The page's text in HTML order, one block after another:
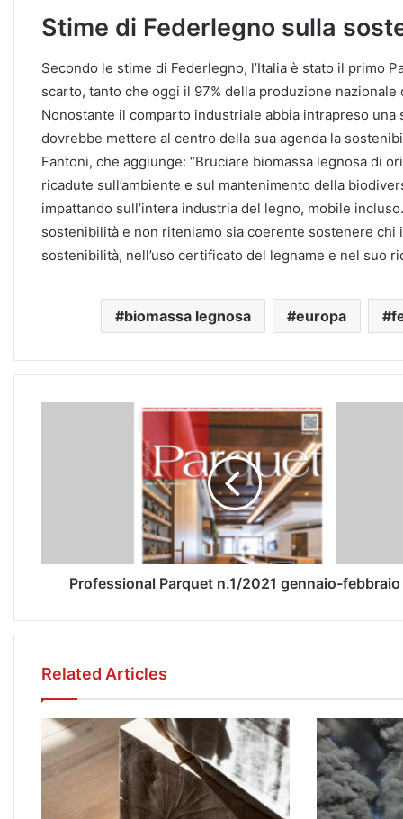
Stime di Federlegno sulla
Secondo le stime di Federlegno, l’Italia è stato il primo
scarto, tanto che oggi il 97% della produzione
Nonostante il comparto industriale abbia intrapreso
dovrebbe mettere al centro della sua agenda la
Fantoni, che aggiunge: “Bruciare biomassa legnosa di
ricadute sull’ambiente e sul mantenimento della
impattando sull’intera industria del legno, mobile
sostenibilità e non riteniamo sia coerente sostenere
sostenibilità, nell’uso certificato del legname e nel suo
biomassa legnosa europa
Professional Parquet n.1/2021 gennaio-febbraio
Related Articles